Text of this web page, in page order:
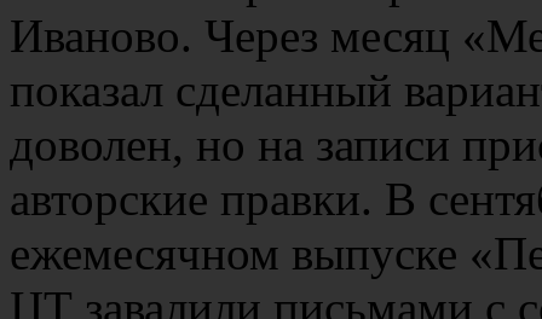
Иваново. Через месяц
показал сделанный
доволен, но на записи
авторские правки. В
ежемесячном выпуске
ЦТ завалили письмами с